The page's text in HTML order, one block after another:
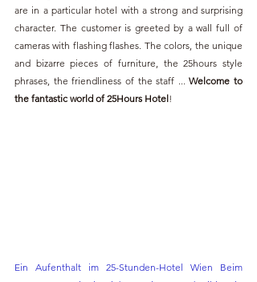
are in a particular hotel with a strong and surprising
character. The customer is greeted by a wall full of
cameras with flashing flashes. The colors, the unique
and bizarre pieces of furniture, the 25hours style
phrases, the friendliness of the staff ... Welcome to
the fantastic world of 25Hours Hotel!
Ein Aufenthalt im 25-Stunden-Hotel Wien Beim